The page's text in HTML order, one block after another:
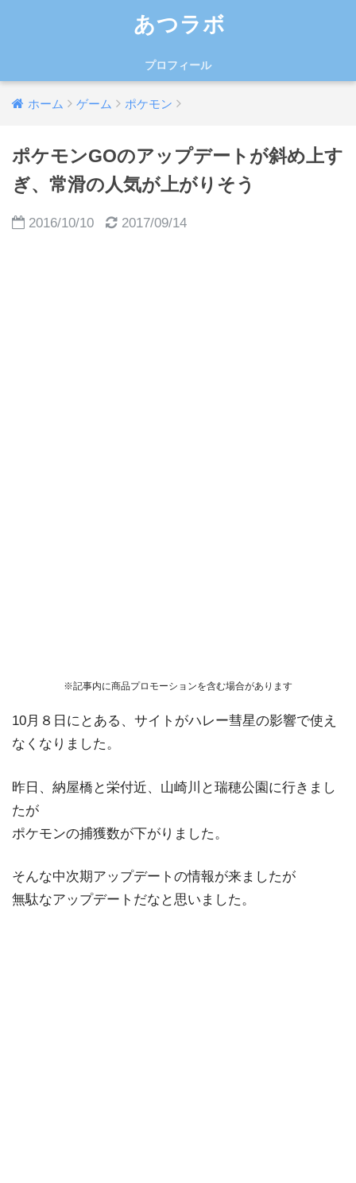
あつラボ
プロフィール
ホーム ゲーム ポケモン
ポケモンGOのアップデートが斜め上す
ぎ、常滑の人気が上がりそう
2016/10/10 2017/09/14
※記事内に商品プロモーションを含む場合があります
10月８日にとある、サイトがハレー彗星の影響で使え
なくなりました。
昨日、納屋橋と栄付近、山崎川と瑞穂公園に行きまし
たが
ポケモンの捕獲数が下がりました。
そんな中次期アップデートの情報が来ましたが
無駄なアップデートだなと思いました。